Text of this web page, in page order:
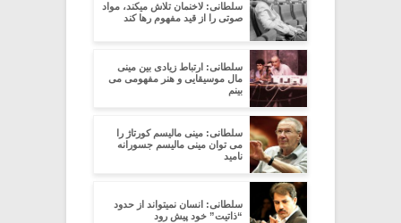
سلطانی: لاخنمان تلاش میکند، مواد
صوتی را از قید مفهوم رها کند
سلطانی: ارتباط زیادی بین مینی
مال موسیقایی و هنر مفهومی می
بینم
سلطانی: مینی مالیسم کورتاژ را
می توان مینی مالیسم جسورانه
نامید
سلطانی: انسان نمیتواند از حدود
“ذاتیت” خود پیش رود